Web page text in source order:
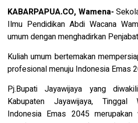
KABARPAPUA.CO, Wamena-
Ilmu Pendidikan Abdi Wacana
umum dengan menghadirkan
Kuliah umum bertemakan
profesional menuju Indonesia Emas
Pj.Bupati Jayawijaya yang
Kabupaten Jayawijaya, Tinggal
Indonesia Emas 2045